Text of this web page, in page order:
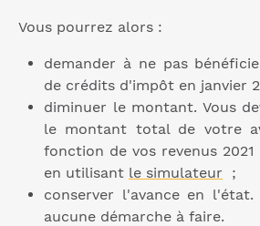
Vous pourrez alors :
demander à ne pas
de crédits d'impôt en janvier
diminuer le montant. Vous
le montant total de votre
fonction de vos revenus 2021
en utilisant le simulateur ;
conserver l'avance en l'état.
aucune démarche à faire.